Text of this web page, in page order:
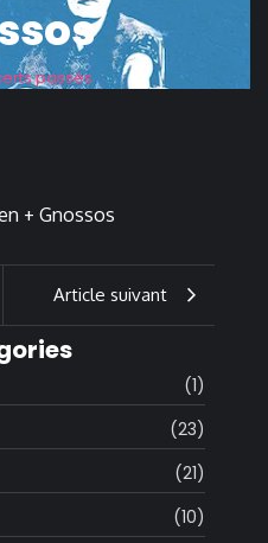
passés
Article suivant
(1)
(23)
(21)
(10)